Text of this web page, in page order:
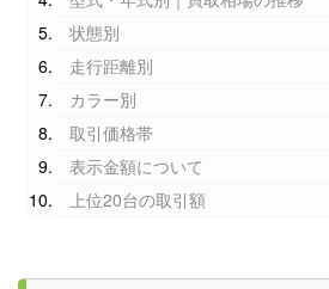
状態別
走行距離別
カラー別
取引価格帯
表示金額について
上位20台の取引額